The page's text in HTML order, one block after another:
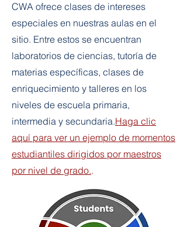
CWA ofrece clases de intereses
especiales en nuestras aulas en el
sitio. Entre estos se encuentran
laboratorios de ciencias, tutoría de
materias específicas, clases de
enriquecimiento y talleres en los
niveles de escuela primaria,
intermedia y secundaria.Haga clic
aquí para ver un ejemplo de momentos
estudiantiles dirigidos por maestros
por nivel de grado..